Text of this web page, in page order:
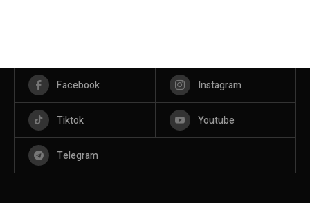
Facebook Instagram
Tiktok Youtube
Telegram